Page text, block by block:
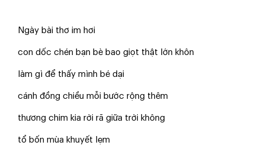
Ngày bài thơ im hơi
con dốc chén bạn bè bao giọt thật lớn khôn
làm gì để thấy mình bé dại
cánh đồng chiều mỗi bước rộng thêm
thương chim kia rời rã giữa trời không
tổ bốn mùa khuyết lẹm